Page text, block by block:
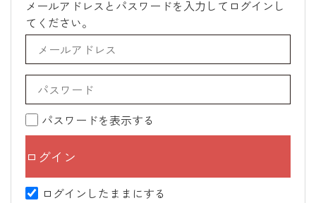
メールアドレスとパスワードを入力してログインし
てください。
パスワードを表示する
ログインしたままにする